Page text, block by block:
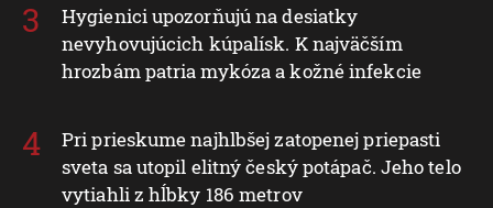
Hygienici upozorňujú na desiatky
nevyhovujúcich kúpalísk. K najväčším
hrozbám patria mykóza a kožné infekcie
Pri prieskume najhlbšej zatopenej priepasti
sveta sa utopil elitný český potápač. Jeho telo
vytiahli z hĺbky 186 metrov